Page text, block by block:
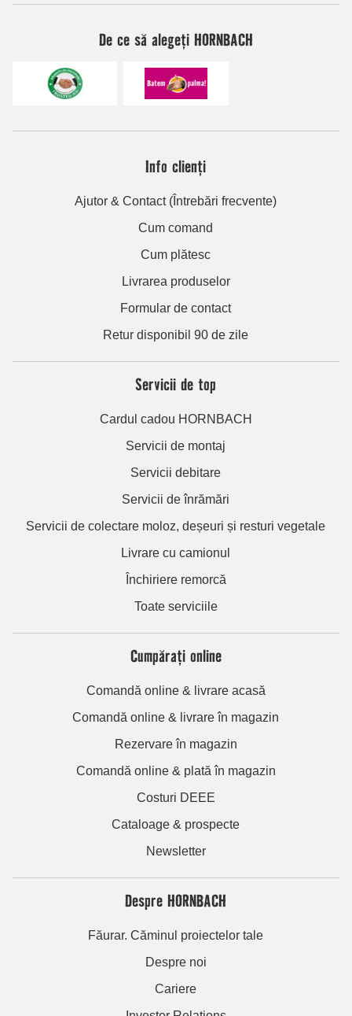
De ce să alegeți HORNBACH
Info clienți
Ajutor & Contact (Întrebări frecvente)
Cum comand
Cum plătesc
Livrarea produselor
Formular de contact
Retur disponibil 90 de zile
Servicii de top
Cardul cadou HORNBACH
Servicii de montaj
Servicii debitare
Servicii de înrămări
Servicii de colectare moloz, deșeuri și resturi vegetale
Livrare cu camionul
Închiriere remorcă
Toate serviciile
Cumpărați online
Comandă online & livrare acasă
Comandă online & livrare în magazin
Rezervare în magazin
Comandă online & plată în magazin
Costuri DEEE
Cataloage & prospecte
Newsletter
Despre HORNBACH
Făurar. Căminul proiectelor tale
Despre noi
Cariere